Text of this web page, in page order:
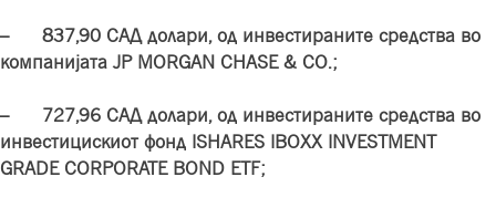
– 837,90 САД долари, од инвестираните средства во
компанијата JP MORGAN CHASE & CO.;
– 727,96 САД долари, од инвестираните средства во
инвестицискиот фонд ISHARES IBOXX INVESTMENT
GRADE CORPORATE BOND ETF;